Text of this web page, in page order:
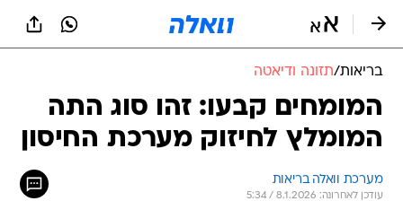
בריאות/תזונה ודיאטה
המומחים קבעו: זהו סוג התה
המומלץ לחיזוק מערכת החיסון
מערכת וואלה בריאות
עודכן לאחרונה: 8.1.2026 / 5:34